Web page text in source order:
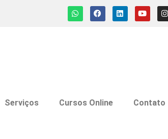
Serviços Cursos Online Contato